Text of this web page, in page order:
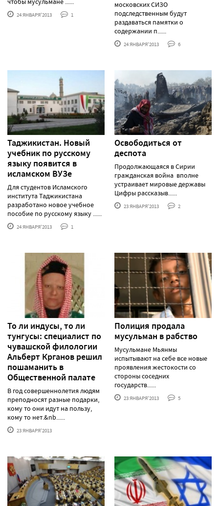
24 ЯНВАРЯ'2013 1
московских СИЗО
подследственным будут
раздаваться памятки о
содержании п......
24 ЯНВАРЯ'2013 6
Таджикистан. Новый
учебник по русскому
языку появится в
исламском ВУЗе
Для студентов Исламского
института Таджикистана
разработано новое учебное
пособие по русскому языку ......
24 ЯНВАРЯ'2013 1
Освободиться от
деспота
Продолжающаяся в Сирии
гражданская война вполне
устраивает мировые державы
Цифры рассказыв......
23 ЯНВАРЯ'2013 2
То ли индусы, то ли
тунгусы: специалист по
чувашской филологии
Альберт Крганов решил
пошаманить в
Общественной палате
В год совершеннолетия людям
преподносят разные подарки,
кому то они идут на пользу,
кому то нет.&nb......
23 ЯНВАРЯ'2013
Полиция продала
мусульман в рабство
Мусульмане Мьянмы
испытывают на себе все новые
проявления жестокости со
стороны соседних
государств......
23 ЯНВАРЯ'2013 5